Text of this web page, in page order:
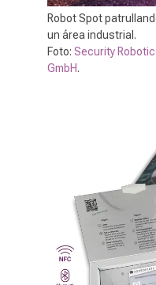
Robot Spot
un área industrial.
Foto: Security
GmbH.